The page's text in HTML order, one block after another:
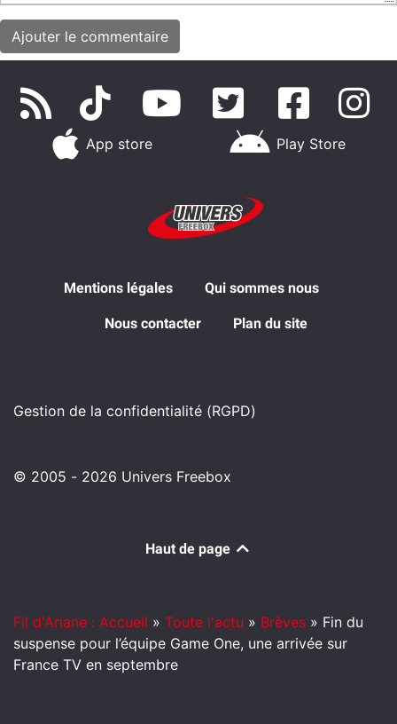
App store Play Store
Mentions légales Qui sommes nous
Nous contacter Plan du site
Gestion de la confidentialité (RGPD)
© 2005 - 2026 Univers Freebox
Haut de page
Fil d'Ariane : Accueil » Toute l'actu » Brèves » Fin du
suspense pour l’équipe Game One, une arrivée sur
France TV en septembre